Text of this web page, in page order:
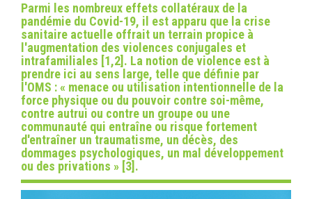
Parmi les nombreux effets collatéraux de la
pandémie du Covid-19, il est apparu que la crise
sanitaire actuelle offrait un terrain propice à
l'augmentation des violences conjugales et
intrafamiliales [1,2]. La notion de violence est à
prendre ici au sens large, telle que définie par
l'OMS : « menace ou utilisation intentionnelle de la
force physique ou du pouvoir contre soi-même,
contre autrui ou contre un groupe ou une
communauté qui entraîne ou risque fortement
d'entraîner un traumatisme, un décès, des
dommages psychologiques, un mal développement
ou des privations » [3].